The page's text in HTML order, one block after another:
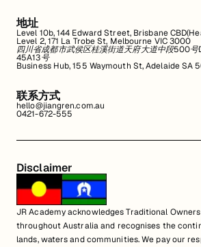
地址
Level 10b, 144 Edward Street, Brisbane
Level 2, 171 La Trobe St, Melbourne VIC 3000
四川省成都市武侯区桂溪街道天府大道中段500
45A13号
Business Hub, 155 Waymouth St, Adelaide SA
联系方式
hello@jiangren.com.au
0421-672-555
Disclaimer
JR Academy acknowledges Traditional
throughout Australia and recognises the
lands, waters and communities. We pay our